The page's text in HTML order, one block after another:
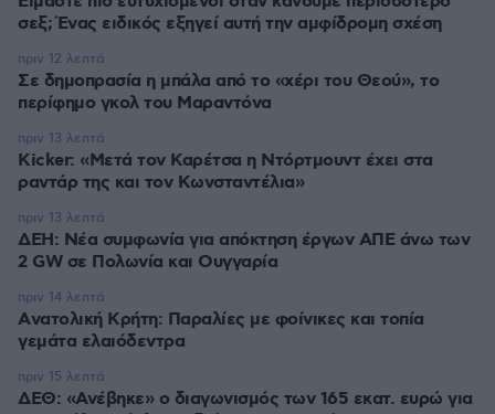
σεξ; Ένας ειδικός εξηγεί αυτή την αμφίδρομη σχέση
Σε δημοπρασία η μπάλα από το «χέρι του Θεού», το
περίφημο γκολ του Μαραντόνα
πριν 12 λεπτά
Kicker: «Μετά τον Καρέτσα η Ντόρτμουντ έχει στα
ραντάρ της και τον Κωνσταντέλια»
πριν 13 λεπτά
ΔΕΗ: Νέα συμφωνία για απόκτηση έργων ΑΠΕ άνω των
2 GW σε Πολωνία και Ουγγαρία
πριν 13 λεπτά
Aνατολική Κρήτη: Παραλίες με φοίνικες και τοπία
γεμάτα ελαιόδεντρα
πριν 14 λεπτά
ΔΕΘ: «Ανέβηκε» ο διαγωνισμός των 165 εκατ. ευρώ για
πριν 15 λεπτά